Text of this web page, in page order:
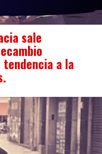
sale
a la